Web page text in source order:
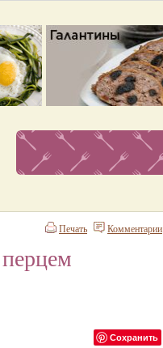
Комментарии
Печать
Сохранить